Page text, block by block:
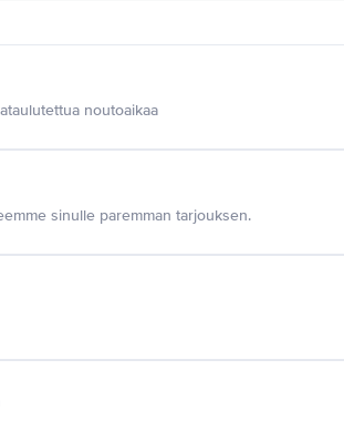
noutoaikaa
sinulle paremman tarjouksen.